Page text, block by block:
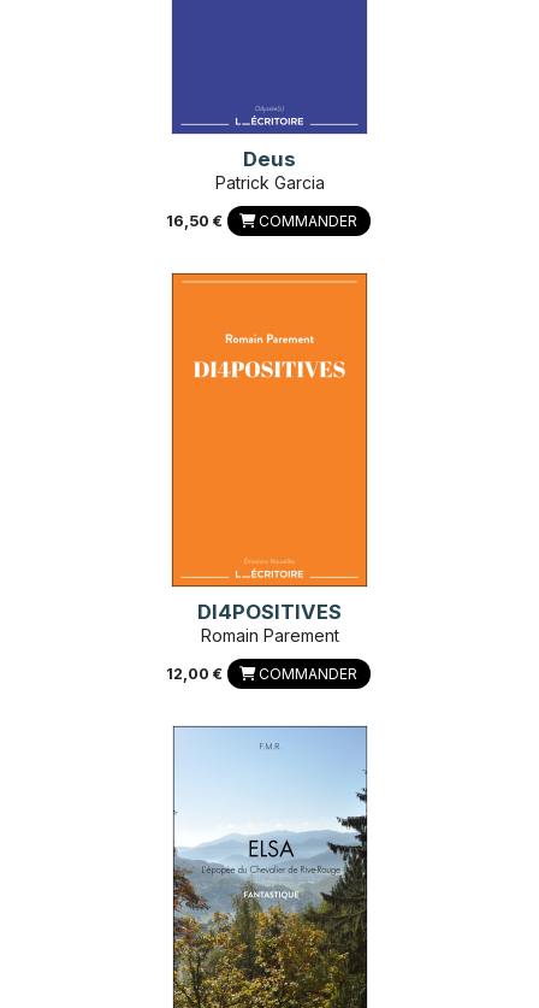
Deus
Patrick Garcia
16,50 € COMMANDER
DI4POSITIVES
Romain Parement
12,00 € COMMANDER